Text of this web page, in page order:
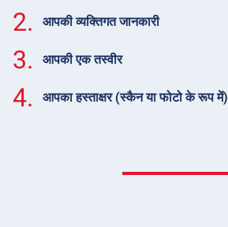
2. आपकी व्यक्तिगत जानकारी
3. आपकी एक तस्वीर
4. आपका हस्ताक्षर (स्कैन या फोटो के रूप में)